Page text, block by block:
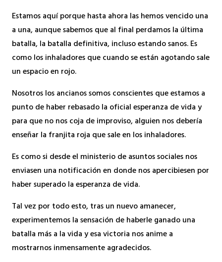
Estamos aquí porque hasta ahora las hemos vencido una
a una, aunque sabemos que al final perdamos la última
batalla, la batalla definitiva, incluso estando sanos. Es
como los inhaladores que cuando se están agotando sale
un espacio en rojo.
Nosotros los ancianos somos conscientes que estamos a
punto de haber rebasado la oficial esperanza de vida y
para que no nos coja de improviso, alguien nos debería
enseñar la franjita roja que sale en los inhaladores.
Es como si desde el ministerio de asuntos sociales nos
enviasen una notificación en donde nos apercibiesen por
haber superado la esperanza de vida.
Tal vez por todo esto, tras un nuevo amanecer,
experimentemos la sensación de haberle ganado una
batalla más a la vida y esa victoria nos anime a
mostrarnos inmensamente agradecidos.